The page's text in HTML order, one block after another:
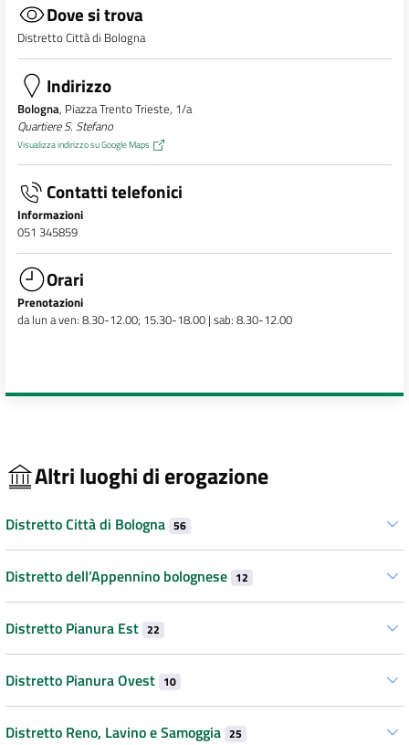
Dove si trova
Distretto Città di Bologna
Indirizzo
Bologna, Piazza Trento Trieste, 1/a
Quartiere S. Stefano
Visualizza indirizzo su Google Maps
Contatti telefonici
Informazioni
051 345859
Orari
Prenotazioni
da lun a ven: 8.30-12.00; 15.30-18.00 | sab: 8.30-12.00
Altri luoghi di erogazione
Distretto Città di Bologna 56
Distretto dell’Appennino bolognese 12
Distretto Pianura Est 22
Distretto Pianura Ovest 10
Distretto Reno, Lavino e Samoggia 25